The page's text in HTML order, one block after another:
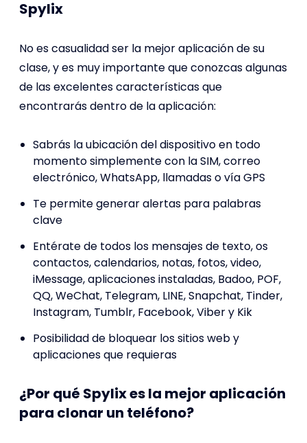
Spylix
No es casualidad ser la mejor aplicación de su
clase, y es muy importante que conozcas algunas
de las excelentes características que
encontrarás dentro de la aplicación:
Sabrás la ubicación del dispositivo en todo
momento simplemente con la SIM, correo
electrónico, WhatsApp, llamadas o vía GPS
Te permite generar alertas para palabras
clave
Entérate de todos los mensajes de texto, os
contactos, calendarios, notas, fotos, video,
iMessage, aplicaciones instaladas, Badoo, POF,
QQ, WeChat, Telegram, LINE, Snapchat, Tinder,
Instagram, Tumblr, Facebook, Viber y Kik
Posibilidad de bloquear los sitios web y
aplicaciones que requieras
¿Por qué Spylix es la mejor aplicación
para clonar un teléfono?